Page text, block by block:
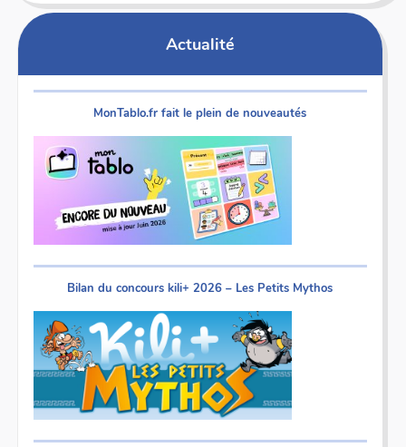
Actualité
MonTablo.fr fait le plein de nouveautés
Bilan du concours kili+ 2026 – Les Petits Mythos